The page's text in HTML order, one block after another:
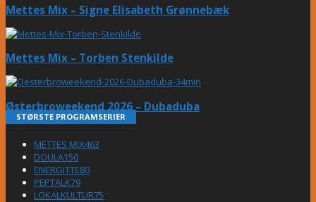
Mettes Mix – Signe Elisabeth Grønnebæk
Mettes Mix – Torben Stenkilde
Østerbroweekend 2026 – Dubaduba
STØRSTE PROGRAMSERIER
METTES MIX463
DOULA150
ENERGITTE80
PEPTALK79
LOKALKULTUR75